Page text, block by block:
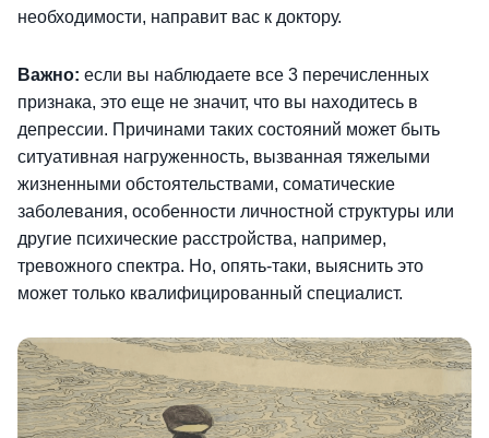
необходимости, направит вас к доктору.
Важно: если вы наблюдаете все 3 перечисленных
признака, это еще не значит, что вы находитесь в
депрессии. Причинами таких состояний может быть
ситуативная нагруженность, вызванная тяжелыми
жизненными обстоятельствами, соматические
заболевания, особенности личностной структуры или
другие психические расстройства, например,
тревожного спектра. Но, опять-таки, выяснить это
может только квалифицированный специалист.